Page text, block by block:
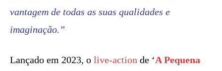
vantagem de todas as suas qualidades e
imaginação.”
Lançado em 2023, o live-action de ‘A Pequena